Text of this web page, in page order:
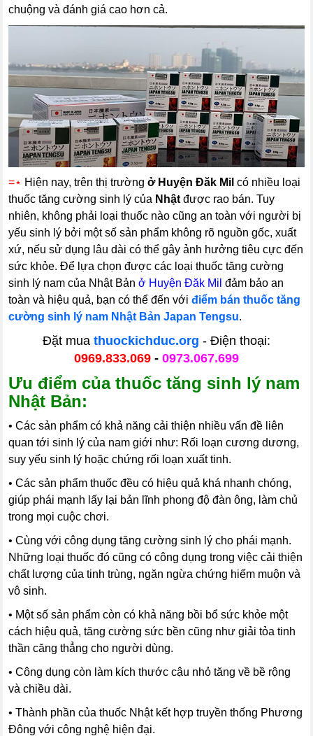
chuộng và đánh giá cao hơn cả.
=⋆ Hiện nay, trên thị trườngở Huyện Đăk Mil có nhiều loại
thuốc tăng cường sinh lý của Nhật được rao bán. Tuy
nhiên, không phải loại thuốc nào cũng an toàn với người bị
yếu sinh lý bởi một số sản phẩm không rõ nguồn gốc, xuất
xứ, nếu sử dụng lâu dài có thể gây ảnh hưởng tiêu cực đến
sức khỏe. Để lựa chọn được các loại thuốc tăng cường
sinh lý nam của Nhật Bảnở Huyện Đăk Mil đảm bảo an
toàn và hiệu quả, bạn có thể đến vớiđiểm bán thuốc tăng
cường sinh lý nam Nhật Bản Japan Tengsu.
Đặt mua thuockichduc.org - Điện thoại:
0969.833.069 - 0973.067.699
Ưu điểm của thuốc tăng sinh lý nam
Nhật Bản:
• Các sản phẩm có khả năng cải thiện nhiều vấn đề liên
quan tới sinh lý của nam giới như: Rối loạn cương dương,
suy yếu sinh lý hoặc chứng rối loạn xuất tinh.
•Các sản phẩm thuốc đều có hiệu quả khá nhanh chóng,
giúp phái mạnh lấy lại bản lĩnh phong độ đàn ông, làm chủ
trong mọi cuộc chơi.
•Cùng với công dụng tăng cường sinh lý cho phái mạnh.
Những loại thuốc đó cũng có công dụng trong việc cải thiện
chất lượng của tinh trùng, ngăn ngừa chứng hiếm muộn và
vô sinh.
• Một số sản phẩm còn có khả năng bồi bổ sức khỏe một
cách hiệu quả, tăng cường sức bền cũng như giải tỏa tinh
thần căng thẳng cho người dùng.
•Công dụng còn làm kích thước cậu nhỏ tăng về bề rộng
và chiều dài.
• Thành phần của thuốc Nhật kết hợp truyền thống Phương
Đông với công nghệ hiện đại.